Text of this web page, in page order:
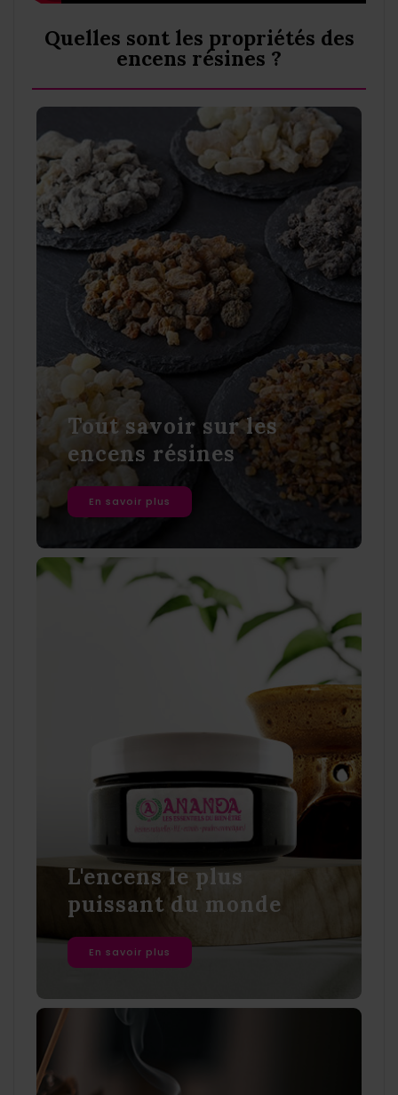
Quelles sont les propriétés des
encens résines ?
Tout savoir sur les
encens résines
En savoir plus
L'encens le plus
puissant du monde
En savoir plus